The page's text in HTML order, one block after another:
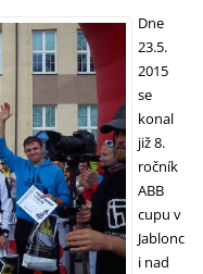
Dne
23.5.
2015
se
konal
již 8.
ročník
ABB
cupu v
Jablonc
i nad